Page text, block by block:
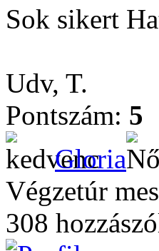
Sok sikert
Udv, T.
Pontszám: 5
Gloria
Végzetúr
308